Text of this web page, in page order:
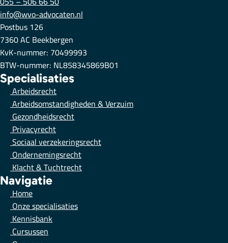
info@wvo-advocaten.nl
Postbus 126
7360 AC Beekbergen
KvK-nummer: 70499993
BTW-nummer: NL858345869B01
Specialisaties
Arbeidsrecht
Arbeidsomstandigheden & Verzuim
Gezondheidsrecht
Privacyrecht
Sociaal verzekeringsrecht
Ondernemingsrecht
Klacht & Tuchtrecht
Navigatie
Home
Onze specialisaties
Kennisbank
Cursussen